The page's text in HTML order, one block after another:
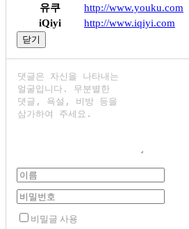
유쿠
http://www.youku.com
iQiyi
http://www.iqiyi.com
닫기
비밀글 사용